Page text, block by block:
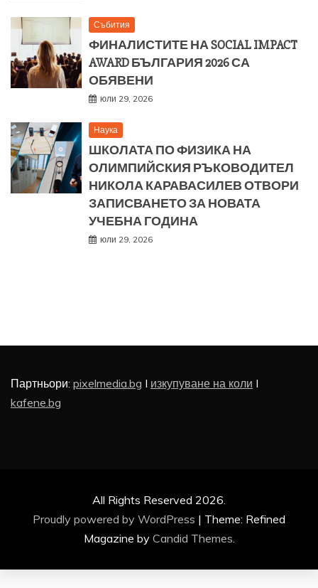
Събития
ФИНАЛИСТИТЕ НА SOCIAL IMPACT
AWARD БЪЛГАРИЯ 2026 СА
ОБЯВЕНИ
юли 29, 2026
Наука
ШКОЛАТА ПО ФИЗИКА НА
ОЛИМПИЙСКИЯ РЪКОВОДИТЕЛ
НИКОЛА КАРАВАСИЛЕВ ОТВОРИ
ЗАПИСВАНЕТО ЗА НОВАТА
УЧЕБНА ГОДИНА
юли 29, 2026
Партньори: pixelmedia.bg I изкупуване на коли I
kafene.bg
All Rights Reserved 2026.
Proudly powered by WordPress | Theme: Refined
Magazine by Candid Themes